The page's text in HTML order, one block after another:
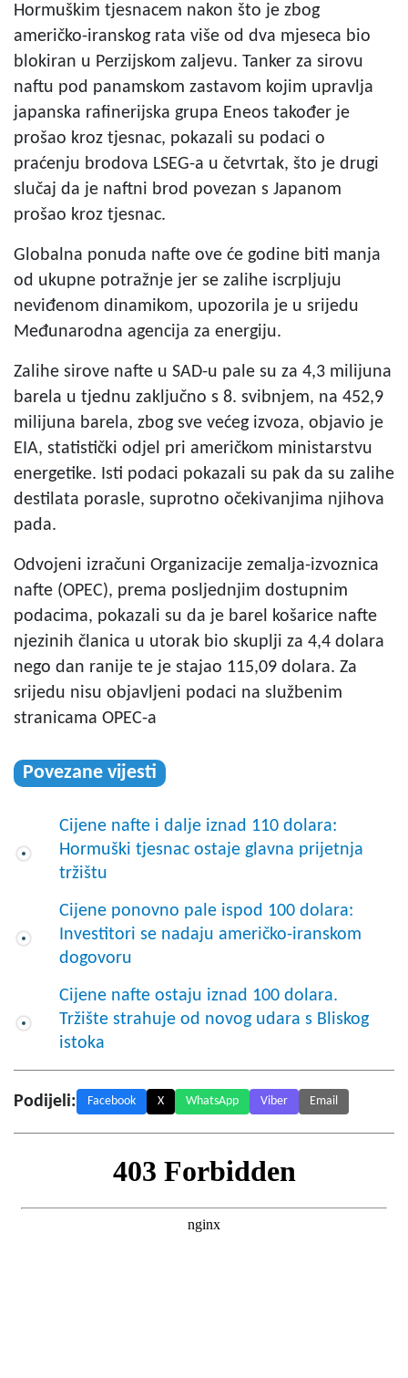
Hormuškim tjesnacem nakon što je zbog
američko-iranskog rata više od dva mjeseca bio
blokiran u Perzijskom zaljevu. Tanker za sirovu
naftu pod panamskom zastavom kojim upravlja
japanska rafinerijska grupa Eneos također je
prošao kroz tjesnac, pokazali su podaci o
praćenju brodova LSEG-a u četvrtak, što je drugi
slučaj da je naftni brod povezan s Japanom
prošao kroz tjesnac.
Globalna ponuda nafte ove će godine biti manja
od ukupne potražnje jer se zalihe iscrpljuju
neviđenom dinamikom, upozorila je u srijedu
Međunarodna agencija za energiju.
Zalihe sirove nafte u SAD-u pale su za 4,3 milijuna
barela u tjednu zaključno s 8. svibnjem, na 452,9
milijuna barela, zbog sve većeg izvoza, objavio je
EIA, statistički odjel pri američkom ministarstvu
energetike. Isti podaci pokazali su pak da su zalihe
destilata porasle, suprotno očekivanjima njihova
pada.
Odvojeni izračuni Organizacije zemalja-izvoznica
nafte (OPEC), prema posljednjim dostupnim
podacima, pokazali su da je barel košarice nafte
njezinih članica u utorak bio skuplji za 4,4 dolara
nego dan ranije te je stajao 115,09 dolara. Za
srijedu nisu objavljeni podaci na službenim
stranicama OPEC-a
Povezane vijesti
Cijene nafte i dalje iznad 110 dolara:
Hormuški tjesnac ostaje glavna prijetnja
tržištu
Cijene ponovno pale ispod 100 dolara:
Investitori se nadaju američko-iranskom
dogovoru
Cijene nafte ostaju iznad 100 dolara.
Tržište strahuje od novog udara s Bliskog
istoka
Podijeli: Facebook X WhatsApp Viber Email